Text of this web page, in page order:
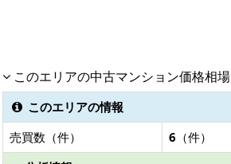
このエリアの中古マンション価格相場
このエリアの情報
売買数（件）
6 （件）